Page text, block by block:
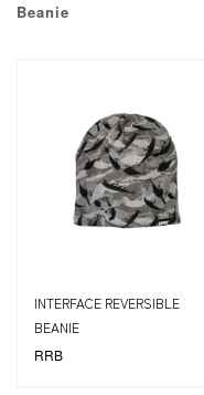
Beanie
INTERFACE REVERSIBLE
BEANIE
RRB